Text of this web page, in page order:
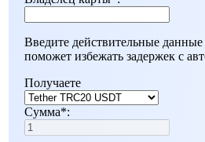
Введите действительные
поможет избежать задержек с
Получаете
Сумма*: